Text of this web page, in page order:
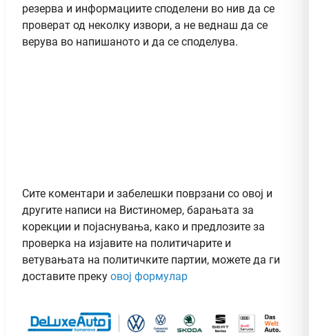
резерва и информациите споделени во нив да се
проверат од неколку извори, а не веднаш да се
верува во напишаното и да се споделува.
Сите коментари и забелешки поврзани со овој и
другите написи на Вистиномер, барањата за
корекции и појаснувања, како и предлозите за
проверка на изјавите на политичарите и
ветувањата на политичките партии, можете да ги
доставите преку овој формулар